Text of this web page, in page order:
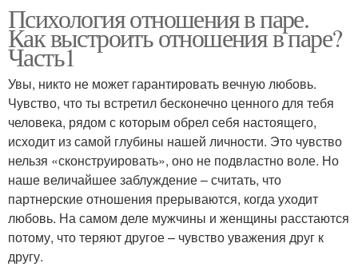
Психология отношения в паре.
Как выстроить отношения в паре?
Часть1
Увы, никто не может гарантировать вечную любовь.
Чувство, что ты встретил бесконечно ценного для тебя
человека, рядом с которым обрел себя настоящего,
исходит из самой глубины нашей личности. Это чувство
нельзя «сконструировать», оно не подвластно воле. Но
наше величайшее заблуждение – считать, что
партнерские отношения прерываются, когда уходит
любовь. На самом деле мужчины и женщины расстаются
потому, что теряют другое – чувство уважения друг к
другу.